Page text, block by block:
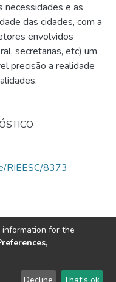
necessidades e as
das cidades, com a
envolvidos
secretarias, etc) um
precisão a realidade
RIEESC/8373
2026 LYRASIS
for the